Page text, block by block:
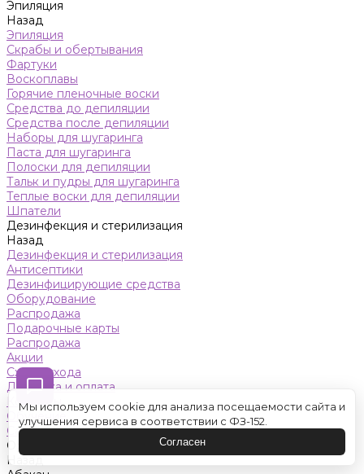
Эпиляция
Назад
Эпиляция
Скрабы и обертывания
Фартуки
Воскоплавы
Горячие пленочные воски
Средства до депиляции
Средства после депиляции
Наборы для шугаринга
Паста для шугаринга
Полоски для депиляции
Тальк и пудры для шугаринга
Теплые воски для депиляции
Шпатели
Дезинфекция и стерилизация
Назад
Дезинфекция и стерилизация
Антисептики
Дезинфицирующие средства
Оборудование
Распродажа
Подарочные карты
Распродажа
Акции
Схемы ухода
Доставка и оплата
Контакты
Обучение
Салон красоты
Оренбург
Назад
Мы используем cookie для анализа посещаемости сайта и
улучшения сервиса в соответствии с ФЗ-152.
Согласен